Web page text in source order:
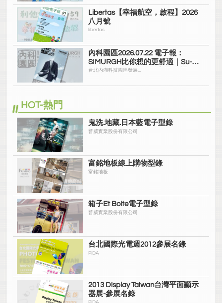
Libertas【幸福航空，啟程】2026
八月號
libertas
內科園區2026.07.22 電子報：
SIMURGH比你想的更舒適｜Su-Si
舒仕裝 都會日常輕鬆穿搭 免燙可
台北內湖科技園區發展...
HOT-熱門
鬼洗.地藏.日本藍電子型錄
普威實業股份有限公司
富銘地板線上購物型錄
富銘地板
箱子Et Boite電子型錄
普威實業股份有限公司
台北國際光電週2012參展名錄
PIDA
2013 Display Taiwan台灣平面顯示
器展-參展名錄
PIDA